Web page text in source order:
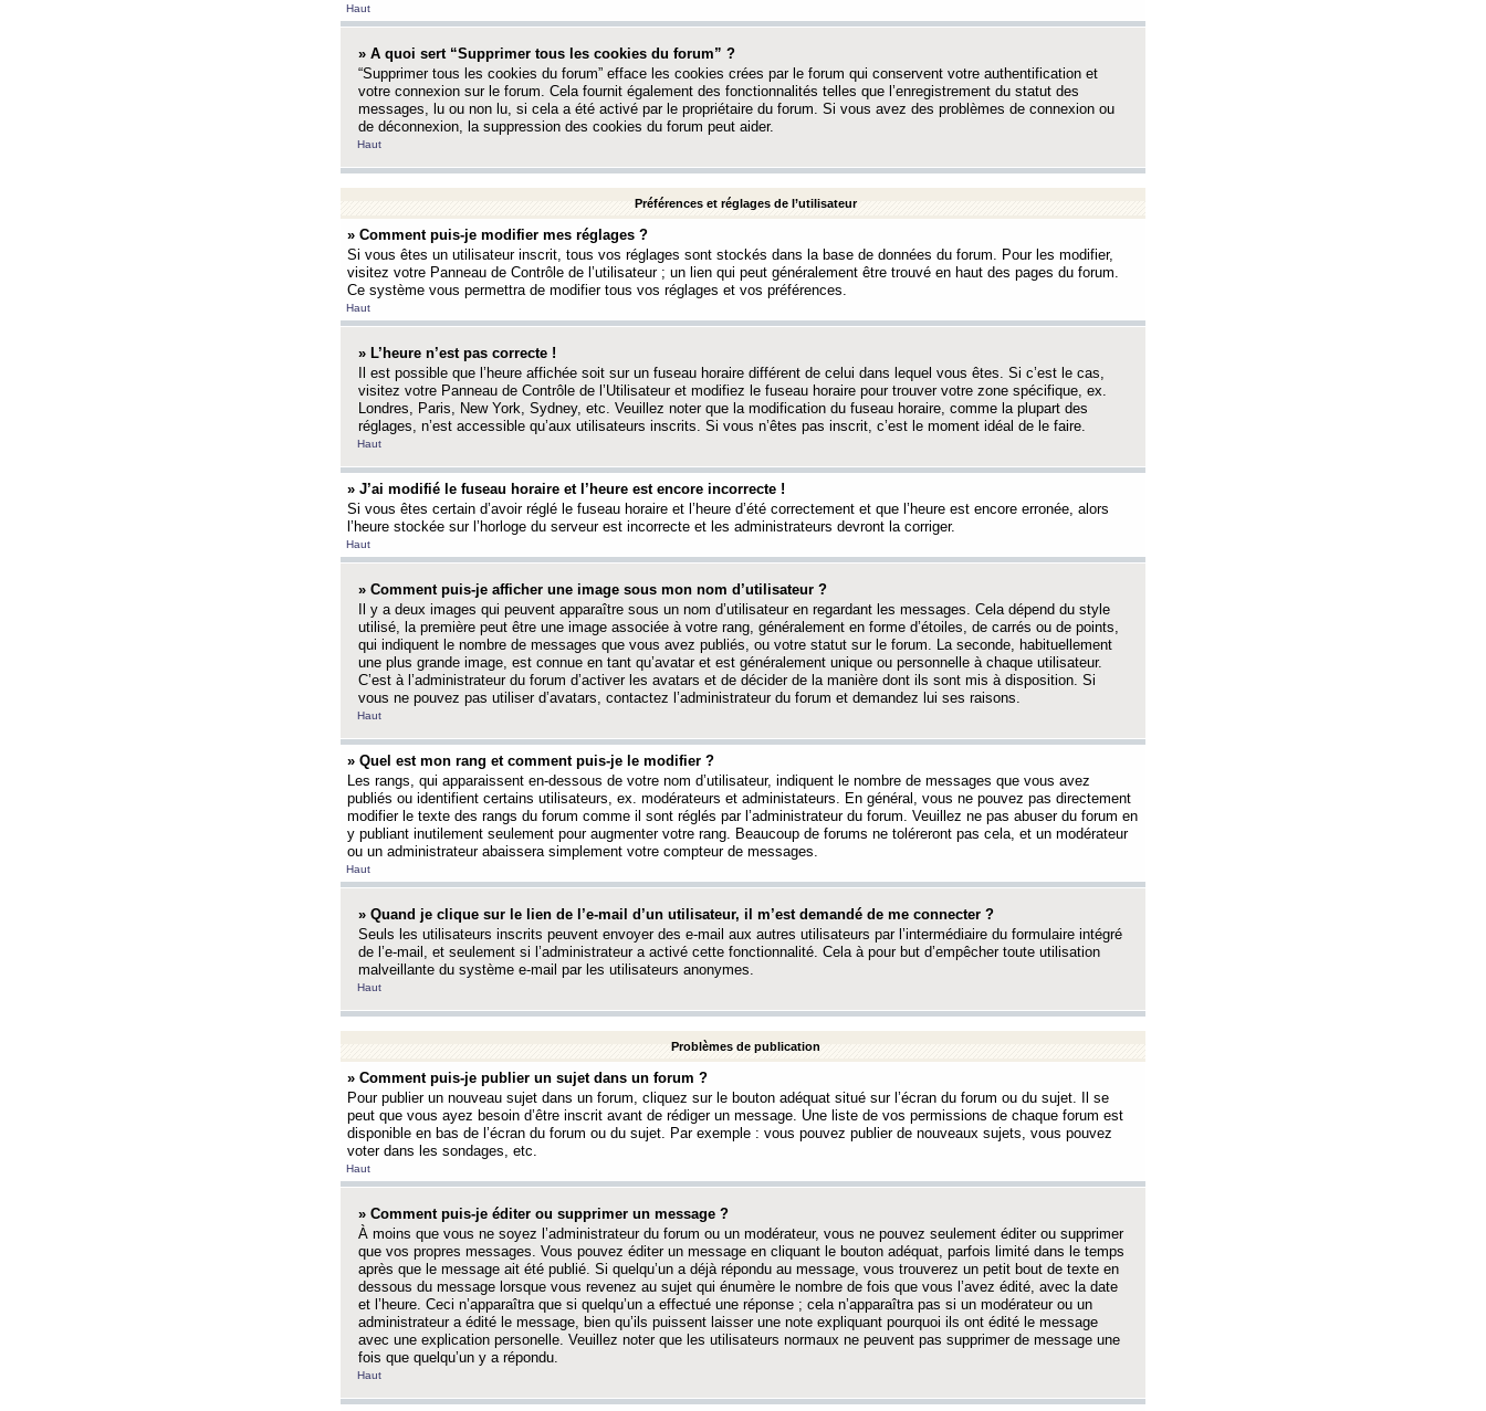
Haut
» A quoi sert “Supprimer tous les cookies du forum” ?
“Supprimer tous les cookies du forum” efface les cookies crées par le forum qui conservent votre authentification et
votre connexion sur le forum. Cela fournit également des fonctionnalités telles que l’enregistrement du statut des
messages, lu ou non lu, si cela a été activé par le propriétaire du forum. Si vous avez des problèmes de connexion ou
de déconnexion, la suppression des cookies du forum peut aider.
Haut
Préférences et réglages de l’utilisateur
» Comment puis-je modifier mes réglages ?
Si vous êtes un utilisateur inscrit, tous vos réglages sont stockés dans la base de données du forum. Pour les modifier,
visitez votre Panneau de Contrôle de l’utilisateur ; un lien qui peut généralement être trouvé en haut des pages du forum.
Ce système vous permettra de modifier tous vos réglages et vos préférences.
Haut
» L’heure n’est pas correcte !
Il est possible que l’heure affichée soit sur un fuseau horaire différent de celui dans lequel vous êtes. Si c’est le cas,
visitez votre Panneau de Contrôle de l’Utilisateur et modifiez le fuseau horaire pour trouver votre zone spécifique, ex.
Londres, Paris, New York, Sydney, etc. Veuillez noter que la modification du fuseau horaire, comme la plupart des
réglages, n’est accessible qu’aux utilisateurs inscrits. Si vous n’êtes pas inscrit, c’est le moment idéal de le faire.
Haut
» J’ai modifié le fuseau horaire et l’heure est encore incorrecte !
Si vous êtes certain d’avoir réglé le fuseau horaire et l’heure d’été correctement et que l’heure est encore erronée, alors
l’heure stockée sur l’horloge du serveur est incorrecte et les administrateurs devront la corriger.
Haut
» Comment puis-je afficher une image sous mon nom d’utilisateur ?
Il y a deux images qui peuvent apparaître sous un nom d’utilisateur en regardant les messages. Cela dépend du style
utilisé, la première peut être une image associée à votre rang, généralement en forme d’étoiles, de carrés ou de points,
qui indiquent le nombre de messages que vous avez publiés, ou votre statut sur le forum. La seconde, habituellement
une plus grande image, est connue en tant qu’avatar et est généralement unique ou personnelle à chaque utilisateur.
C’est à l’administrateur du forum d’activer les avatars et de décider de la manière dont ils sont mis à disposition. Si
vous ne pouvez pas utiliser d’avatars, contactez l’administrateur du forum et demandez lui ses raisons.
Haut
» Quel est mon rang et comment puis-je le modifier ?
Les rangs, qui apparaissent en-dessous de votre nom d’utilisateur, indiquent le nombre de messages que vous avez
publiés ou identifient certains utilisateurs, ex. modérateurs et administateurs. En général, vous ne pouvez pas directement
modifier le texte des rangs du forum comme il sont réglés par l’administrateur du forum. Veuillez ne pas abuser du forum en
y publiant inutilement seulement pour augmenter votre rang. Beaucoup de forums ne toléreront pas cela, et un modérateur
ou un administrateur abaissera simplement votre compteur de messages.
Haut
» Quand je clique sur le lien de l’e-mail d’un utilisateur, il m’est demandé de me connecter ?
Seuls les utilisateurs inscrits peuvent envoyer des e-mail aux autres utilisateurs par l’intermédiaire du formulaire intégré
de l’e-mail, et seulement si l’administrateur a activé cette fonctionnalité. Cela à pour but d’empêcher toute utilisation
malveillante du système e-mail par les utilisateurs anonymes.
Haut
Problèmes de publication
» Comment puis-je publier un sujet dans un forum ?
Pour publier un nouveau sujet dans un forum, cliquez sur le bouton adéquat situé sur l’écran du forum ou du sujet. Il se
peut que vous ayez besoin d’être inscrit avant de rédiger un message. Une liste de vos permissions de chaque forum est
disponible en bas de l’écran du forum ou du sujet. Par exemple : vous pouvez publier de nouveaux sujets, vous pouvez
voter dans les sondages, etc.
Haut
» Comment puis-je éditer ou supprimer un message ?
À moins que vous ne soyez l’administrateur du forum ou un modérateur, vous ne pouvez seulement éditer ou supprimer
que vos propres messages. Vous pouvez éditer un message en cliquant le bouton adéquat, parfois limité dans le temps
après que le message ait été publié. Si quelqu’un a déjà répondu au message, vous trouverez un petit bout de texte en
dessous du message lorsque vous revenez au sujet qui énumère le nombre de fois que vous l’avez édité, avec la date
et l’heure. Ceci n’apparaîtra que si quelqu’un a effectué une réponse ; cela n’apparaîtra pas si un modérateur ou un
administrateur a édité le message, bien qu’ils puissent laisser une note expliquant pourquoi ils ont édité le message
avec une explication personelle. Veuillez noter que les utilisateurs normaux ne peuvent pas supprimer de message une
fois que quelqu’un y a répondu.
Haut